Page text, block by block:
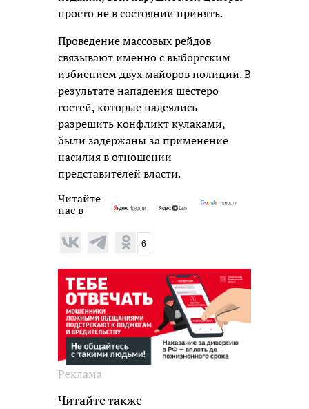
просто не в состоянии принять.
Проведение массовых рейдов
связывают именно с выборгским
избиением двух майоров полиции. В
результате нападения шестеро
гостей, которые надеялись
разрешить конфликт кулаками,
были задержаны за применение
насилия в отношении
представителей власти.
Читайте
нас в
6
Реклама
Читайте также